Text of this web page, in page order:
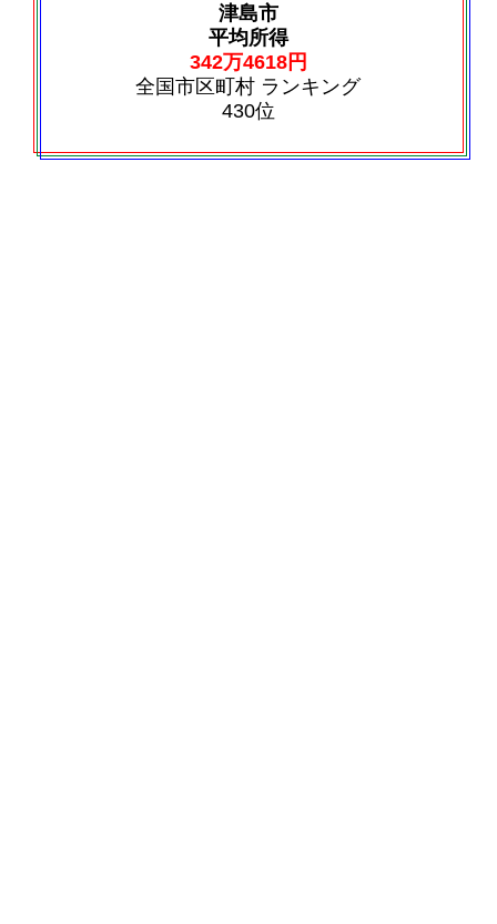
津島市
平均所得
342万4618円
全国市区町村 ランキング
430位